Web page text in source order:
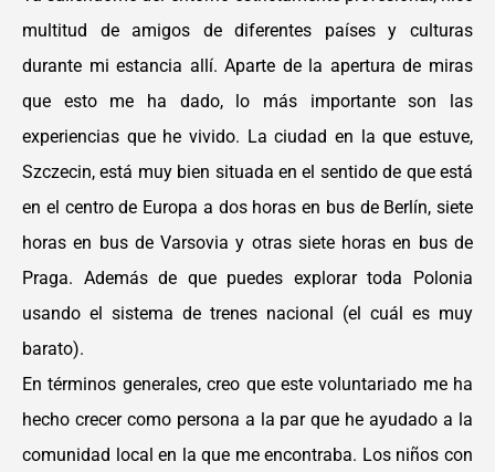
multitud de amigos de diferentes países y culturas
durante mi estancia allí. Aparte de la apertura de miras
que esto me ha dado, lo más importante son las
experiencias que he vivido. La ciudad en la que estuve,
Szczecin, está muy bien situada en el sentido de que está
en el centro de Europa a dos horas en bus de Berlín, siete
horas en bus de Varsovia y otras siete horas en bus de
Praga. Además de que puedes explorar toda Polonia
usando el sistema de trenes nacional (el cuál es muy
barato).
En términos generales, creo que este voluntariado me ha
hecho crecer como persona a la par que he ayudado a la
comunidad local en la que me encontraba. Los niños con